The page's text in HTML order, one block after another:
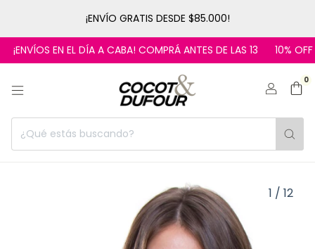
¡ENVÍO GRATIS DESDE $85.000!
EN EL DÍA A CABA! COMPRÁ ANTES DE LAS 13 10% OFF
0
1 / 12